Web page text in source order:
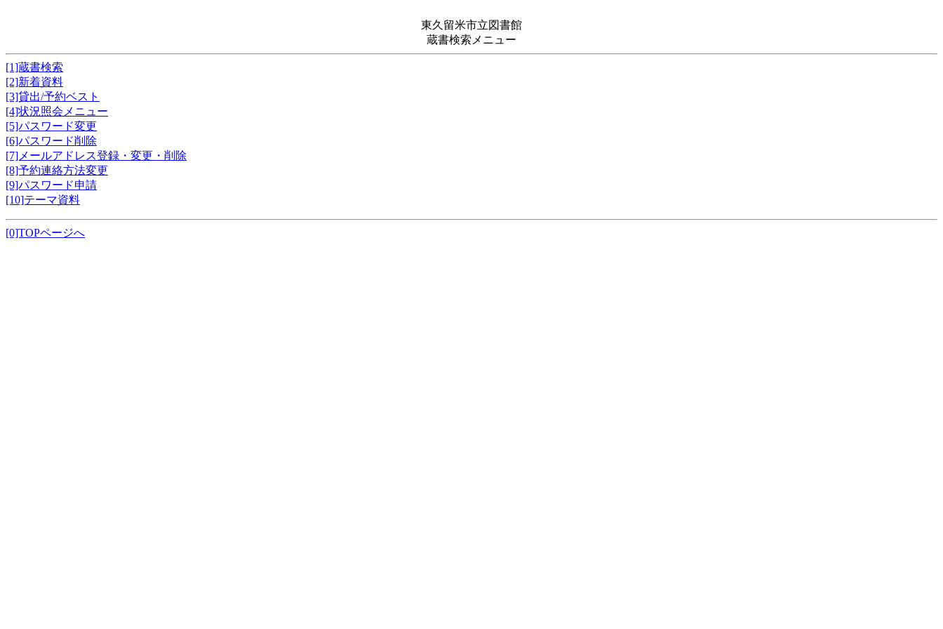
東久留米市立図書館
蔵書検索メニュー
[1]蔵書検索
[2]新着資料
[3]貸出/予約ベスト
[4]状況照会メニュー
[5]パスワード変更
[6]パスワード削除
[7]メールアドレス登録・変更・削除
[8]予約連絡方法変更
[9]パスワード申請
[10]テーマ資料
[0]TOPページへ